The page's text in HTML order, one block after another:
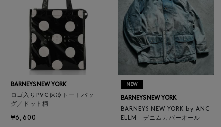
BARNEYS NEW YORK
ロゴ入りPVC保冷トートバッ
グ／ドット柄
¥6,600
NEW
BARNEYS NEW YORK
BARNEYS NEW YORK by ANC
ELLM デニムカバーオール